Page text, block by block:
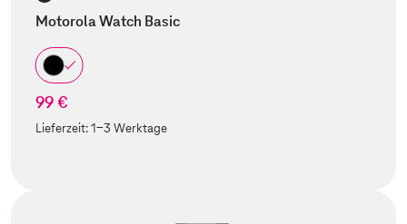
Motorola Watch Basic
99 €
Lieferzeit:1-3 Werktage